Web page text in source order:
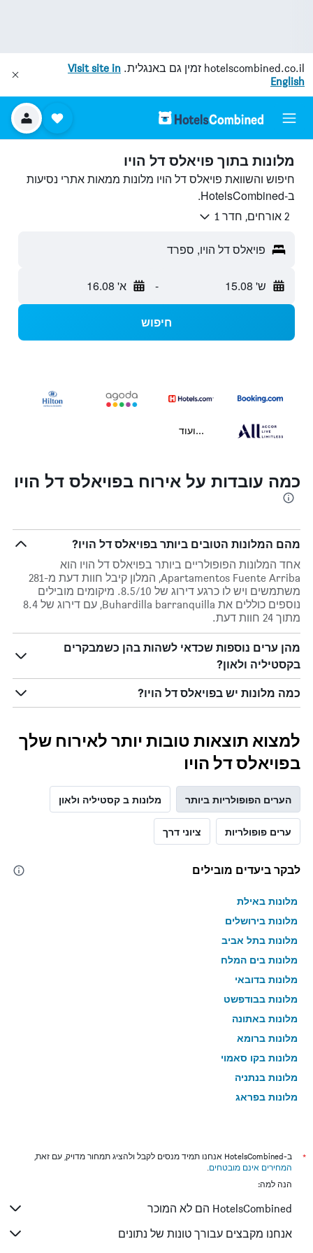
hotelscombined.co.il זמין גם באנגלית. Visit site in
English
מלונות בתוך פויאלס דל הויו
חיפוש והשוואת פויאלס דל הויו מלונות ממאות אתרי נסיעות
ב-HotelsCombined.
2 אורחים, חדר 1
פויאלס דל הויו, ספרד
ש' 15.08 - א' 16.08
חיפוש
...ועוד
כמה עובדות על אירוח בפויאלס דל הויו
מהם המלונות הטובים ביותר בפויאלס דל הויו?
אחד המלונות הפופולריים ביותר בפויאלס דל הויו הוא
Apartamentos Fuente Arriba, המלון קיבל חוות דעת מ-281
משתמשים ויש לו כרגע דירוג של 8.5/10. מיקומים מובילים
נוספים כוללים את Buhardilla barranquilla, עם דירוג של 8.4
מתוך 24 חוות דעת.
מהן ערים נוספות שכדאי לשהות בהן כשמבקרים
בקסטיליה ולאון?
כמה מלונות יש בפויאלס דל הויו?
למצוא תוצאות טובות יותר לאירוח שלך
בפויאלס דל הויו
הערים הפופולריות ביותר מלונות ב קסטיליה ולאון
ערים פופולריות ציוני דרך
לבקר ביעדים מובילים
מלונות באילת
מלונות בירושלים
מלונות בתל אביב
מלונות בים המלח
מלונות בדובאי
מלונות בבודפשט
מלונות באתונה
מלונות ברומא
מלונות בקו סאמוי
מלונות בנתניה
מלונות בפראג
מלונות בניו יורק
מלונות בבנגקוק
מלונות בבוקרשט
מלונות בפאפוס
*
ב-HotelsCombined אנחנו תמיד מנסים לקבל ולהציג תמחור מדויק, עם זאת,
המחירים אינם מובטחים.
הנה למה:
HotelsCombined הם לא המוכר
אנחנו מקבצים עבורך טונות של נתונים